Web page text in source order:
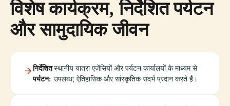
विशेष कार्यक्रम, निर्देशित पर्यटन
और सामुदायिक जीवन
निर्देशित
पर्यटन:
स्थानीय यात्रा एजेंसियों और पर्यटन कार्यालयों के माध्यम से
उपलब्ध; ऐतिहासिक और सांस्कृतिक संदर्भ प्रदान करते हैं।